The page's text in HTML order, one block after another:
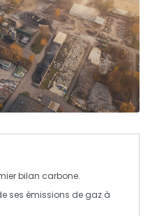
bilan carbone.
ses émissions de gaz à